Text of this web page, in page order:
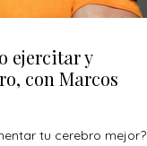
ejercitar y
con Marcos
tu cerebro mejor?